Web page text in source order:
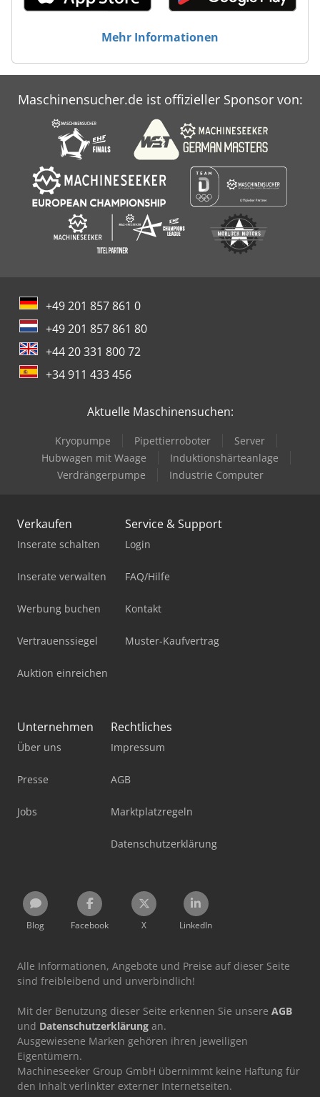
Mehr Informationen
Maschinensucher.de ist offizieller Sponsor von:
+49 201 857 861 0
+49 201 857 861 80
+44 20 331 800 72
+34 911 433 456
Aktuelle Maschinensuchen:
Kryopumpe Pipettierroboter
Server
Hubwagen mit Waage
Induktionshärteanlage
Verdrängerpumpe
Industrie Computer
Verkaufen
Inserate schalten
Inserate verwalten
Werbung buchen
Vertrauenssiegel
Auktion einreichen
Service & Support
Login
FAQ/Hilfe
Kontakt
Muster-Kaufvertrag
Unternehmen
Über uns
Presse
Jobs
Rechtliches
Impressum
AGB
Marktplatzregeln
Datenschutzerklärung
Blog Facebook X LinkedIn
Alle Informationen, Angebote und Preise auf dieser Seite
sind freibleibend und unverbindlich!
Mit der Benutzung dieser Seite erkennen Sie unsere AGB
und Datenschutzerklärung an.
Ausgewiesene Marken gehören ihren jeweiligen
Eigentümern.
Machineseeker Group GmbH übernimmt keine Haftung für
den Inhalt verlinkter externer Internetseiten.